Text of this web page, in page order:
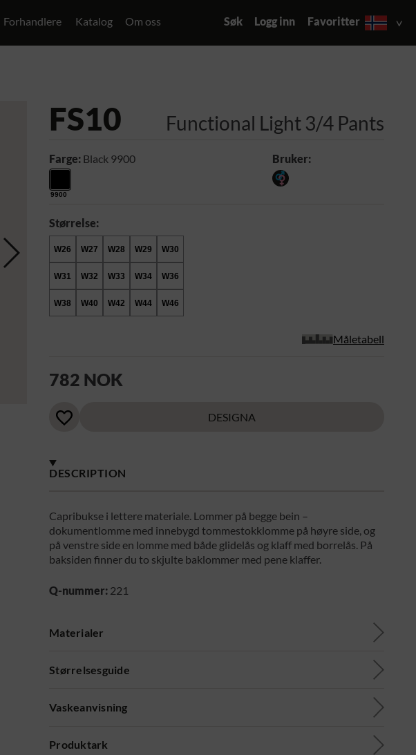
Forhandlere Katalog Om oss Søk Logg inn Favoritter
FS10 Functional Light 3/4 Pants
Farge: Black 9900
9900
Bruker:
Størrelse:
W26 W27 W28 W29 W30
W31 W32 W33 W34 W36
W38 W40 W42 W44 W46
Måletabell
782 NOK
DESIGNA
DESCRIPTION
Capribukse i lettere materiale. Lommer på begge bein –
dokumentlomme med innebygd tommestokklomme på høyre side, og
på venstre side en lomme med både glidelås og klaff med borrelås. På
baksiden finner du to skjulte baklommer med pene klaffer.
Q-nummer: 221
Materialer
Størrelsesguide
Vaskeanvisning
Produktark